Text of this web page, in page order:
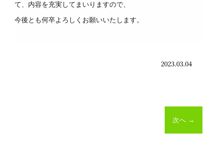
て、内容を充実してまいりますので、
今後とも何卒よろしくお願いいたします。
2023.03.04
次へ →